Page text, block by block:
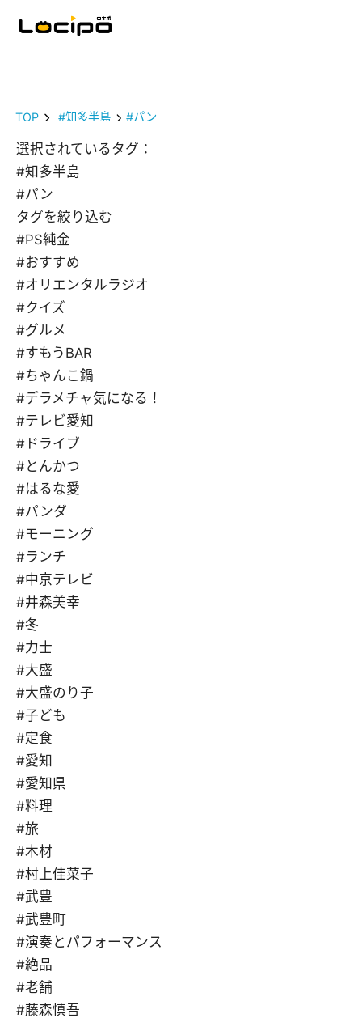
TOP #知多半島 #パン
選択されているタグ：
#知多半島
#パン
タグを絞り込む
#PS純金
#おすすめ
#オリエンタルラジオ
#クイズ
#グルメ
#すもうBAR
#ちゃんこ鍋
#デラメチャ気になる！
#テレビ愛知
#ドライブ
#とんかつ
#はるな愛
#パンダ
#モーニング
#ランチ
#中京テレビ
#井森美幸
#冬
#力士
#大盛
#大盛のり子
#子ども
#定食
#愛知
#愛知県
#料理
#旅
#木材
#村上佳菜子
#武豊
#武豊町
#演奏とパフォーマンス
#絶品
#老舗
#藤森慎吾